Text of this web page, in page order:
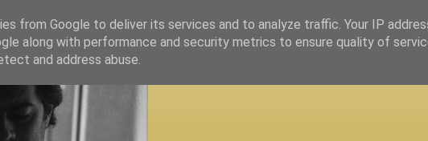
from Google to deliver its services and to analyze traffic. Your IP
along with performance and security metrics to ensure quality of
and address abuse.